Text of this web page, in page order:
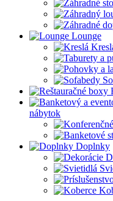
Lounge
nábytok
Doplnky